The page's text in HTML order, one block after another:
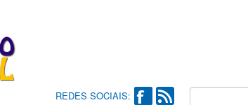
REDES SOCIAIS: